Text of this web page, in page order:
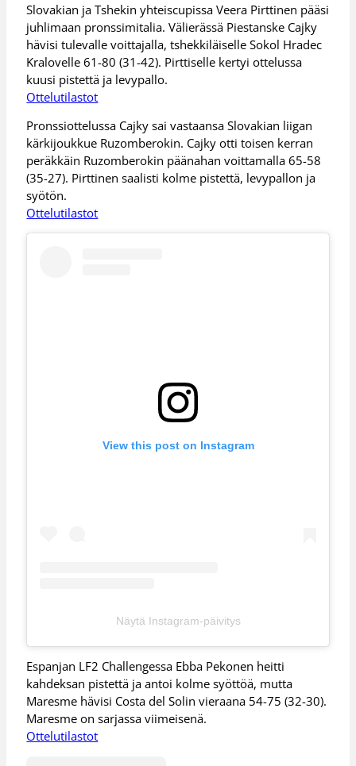
Slovakian ja Tshekin yhteiscupissa Veera Pirttinen pääsi
juhlimaan pronssimitalia. Välierässä Piestanske Cajky
hävisi tulevalle voittajalla, tshekkiläiselle Sokol Hradec
Kralovelle 61-80 (31-42). Pirttiselle kertyi ottelussa
kuusi pistettä ja levypallo.
Ottelutilastot
Pronssiottelussa Cajky sai vastaansa Slovakian liigan
kärkijoukkue Ruzomberokin. Cajky otti toisen kerran
peräkkäin Ruzomberokin päänahan voittamalla 65-58
(35-27). Pirttinen saalisti kolme pistettä, levypallon ja
syötön.
Ottelutilastot
View this post on Instagram
Näytä Instagram-päivitys
Espanjan LF2 Challengessa Ebba Pekonen heitti
kahdeksan pistettä ja antoi kolme syöttöä, mutta
Maresme hävisi Costa del Solin vieraana 54-75 (32-30).
Maresme on sarjassa viimeisenä.
Ottelutilastot